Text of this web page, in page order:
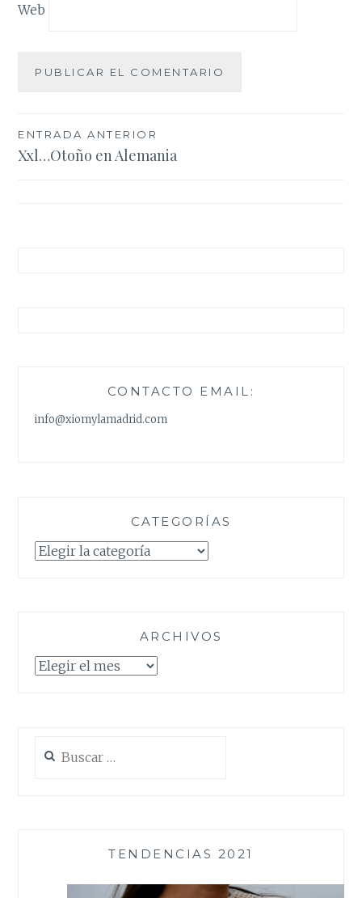
Web
Navegación
de
ENTRADA ANTERIOR
Xxl…Otoño en Alemania
CONTACTO EMAIL:
info@xiomylamadrid.com
CATEGORÍAS
Categorías
ARCHIVOS
Archivos
TENDENCIAS 2021